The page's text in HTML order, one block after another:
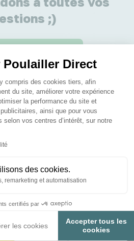
Direct
du
compris des cookies tiers, afin
du site, améliorer votre expérience
la performance du site et
ainsi que pour vous
selon vos centres d’intérêt, sur notre
des cookies.
remarketing et automatisation
certifiés par
les cookies
Accepter tous les
cookies
consent
;)
peuvent vous